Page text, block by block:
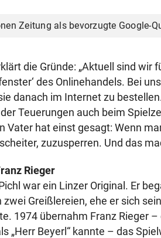
Zeitung als bevorzugte Google-
die Gründe: „Aktuell sind wir
des Onlinehandels. Bei
danach im Internet zu
Teuerungen auch beim
Vater hat einst gesagt: Wenn
zuzusperren. Und das
Rieger
war ein Linzer Original. Er
Greißlereien, ehe er sich
1974 übernahm Franz Rieger –
„Herr Beyerl“ kannte – das